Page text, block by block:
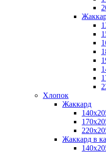
Хлопок
Жаккард
Жаккард в